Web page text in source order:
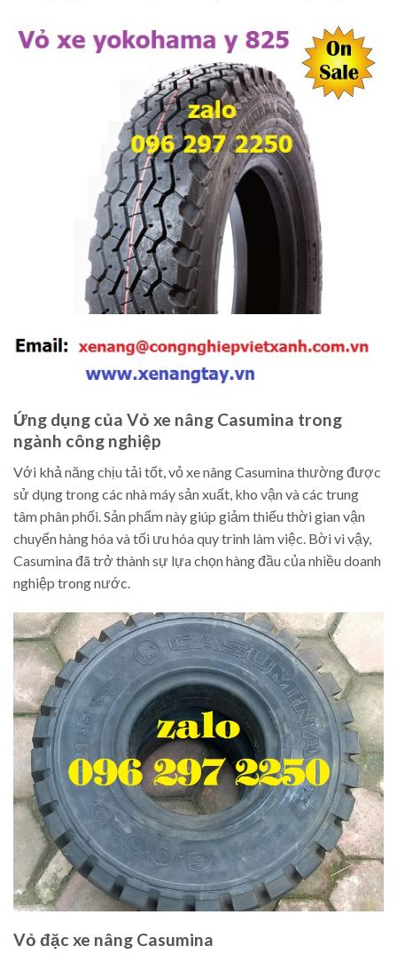
Ứng dụng của Vỏ xe nâng Casumina trong
ngành công nghiệp
Với khả năng chịu tải tốt, vỏ xe nâng Casumina thường được
sử dụng trong các nhà máy sản xuất, kho vận và các trung
tâm phân phối. Sản phẩm này giúp giảm thiểu thời gian vận
chuyển hàng hóa và tối ưu hóa quy trình làm việc. Bời vì vậy,
Casumina đã trở thành sự lựa chọn hàng đầu của nhiều doanh
nghiệp trong nước.
Vỏ đặc xe nâng Casumina